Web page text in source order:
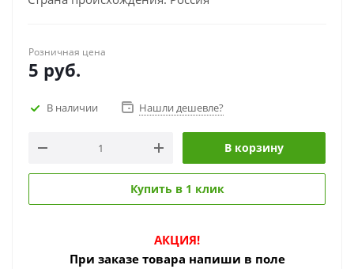
Розничная цена
5 руб.
В наличии Нашли дешевле?
В корзину
Купить в 1 клик
АКЦИЯ!
При заказе товара напиши в поле